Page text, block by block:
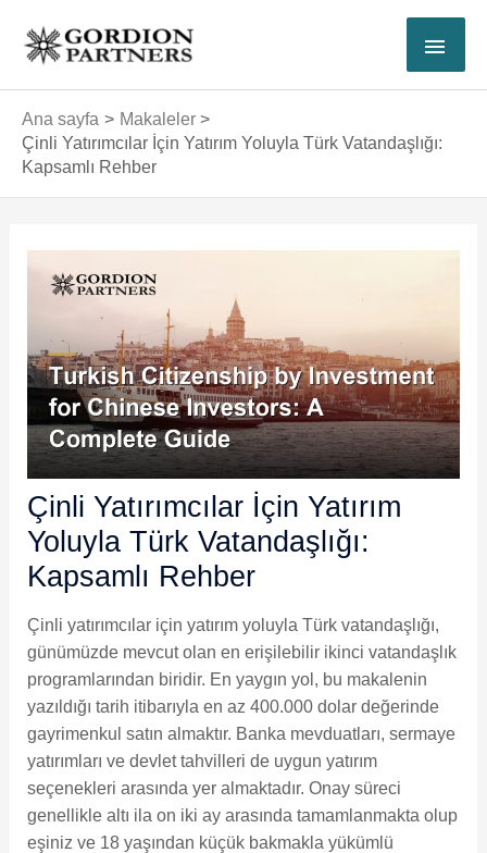
atla
ANA
Ana sayfa
Makaleler
Çinli Yatırımcılar İçin Yatırım Yoluyla Türk Vatandaşlığı:
Kapsamlı Rehber
Çinli Yatırımcılar İçin Yatırım
Yoluyla Türk Vatandaşlığı:
Kapsamlı Rehber
Çinli yatırımcılar için yatırım yoluyla Türk vatandaşlığı,
günümüzde mevcut olan en erişilebilir ikinci vatandaşlık
programlarından biridir. En yaygın yol, bu makalenin
yazıldığı tarih itibarıyla en az 400.000 dolar değerinde
gayrimenkul satın almaktır. Banka mevduatları, sermaye
yatırımları ve devlet tahvilleri de uygun yatırım
seçenekleri arasında yer almaktadır. Onay süreci
genellikle altı ila on iki ay arasında tamamlanmakta olup
eşiniz ve 18 yaşından küçük bakmakla yükümlü